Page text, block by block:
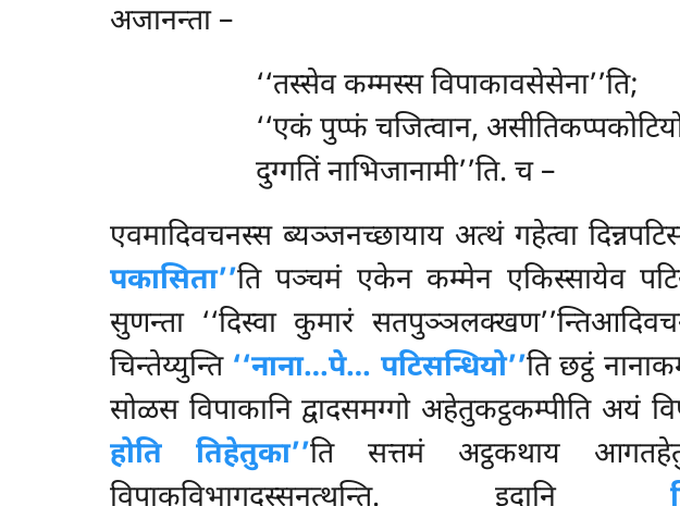
अजानन्ता –
‘‘तस्सेव कम्मस्स विपाकावसेसेना’’ति;
‘‘एकं पुप्फं चजित्वान,
दुग्गतिं नाभिजानामी’’ति. च –
एवमादिवचनस्स ब्यञ्जनच्छायाय अत्थं गहेत्वा
पकासिता’’ति पञ्चमं एकेन कम्मेन एकिस्सायेव
सुणन्ता ‘‘दिस्वा कुमारं
चिन्तेय्युन्ति ‘‘नाना…पे… पटिसन्धियो’’ति छट्ठं
सोळस विपाकानि द्वादसमग्गो अहेतुकट्ठकम्पीति अयं
होति तिहेतुका’’ति सत्तमं अट्ठकथाय